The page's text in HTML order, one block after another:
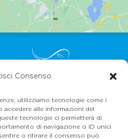
Consenso
utilizziamo tecnologie come i
accedere alle informazioni del
tecnologie ci permetterà di
di navigazione o ID unici
o ritirare il consenso può
336 200212
349 3056496